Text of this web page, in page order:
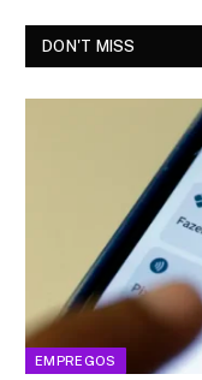
DON'T MISS
EMPREGOS